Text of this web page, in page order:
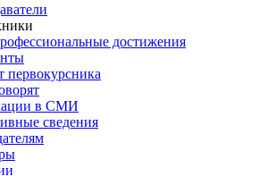
достижения
первокурсника
в СМИ
сведения